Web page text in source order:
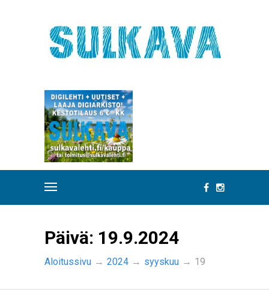
Päivä: 19.9.2024
Aloitussivu → 2024 → syyskuu → 19